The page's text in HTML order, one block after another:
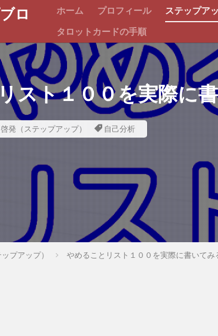
ロ
ホーム プロフィール ステップア
タロットカードの手順
スト１００を実際に
発（ステップアップ） 自己分析
プアップ） やめることリスト１００を実際に書いてみ